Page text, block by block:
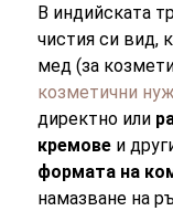
В индийската
чистия си вид,
мед (за
козметични
директно или
кремове и
формата на
намазване на